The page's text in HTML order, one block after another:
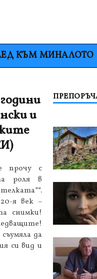
КЪМ МИНАЛОТО
и
прочу с
роля в
я век –
снимки!
да
си вид и